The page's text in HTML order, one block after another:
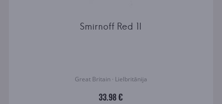
Smirnoff Red 1l
Great Britain · Lielbritānija
33.98 €